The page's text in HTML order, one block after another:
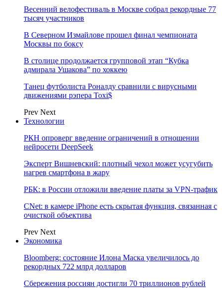
Весенний велофестиваль в Москве собрал рекордные 77
тысяч участников
В Северном Измайлове прошел финал чемпионата
Москвы по боксу
В столице продолжается групповой этап “Кубка
адмирала Ушакова” по хоккею
Танец футболиста Роналду сравнили с вирусными
движениями рэпера Toxi$
Prev Next
Технологии
РКН опроверг введение ограничений в отношении
нейросети DeepSeek
Эксперт Вишневский: плотный чехол может усугубить
нагрев смартфона в жару
РБК: в России отложили введение платы за VPN-трафик
CNet: в камере iPhone есть скрытая функция, связанная с
очисткой объектива
Prev Next
Экономика
Bloomberg: состояние Илона Маска увеличилось до
рекордных 722 млрд долларов
Сбережения россиян достигли 70 триллионов рублей